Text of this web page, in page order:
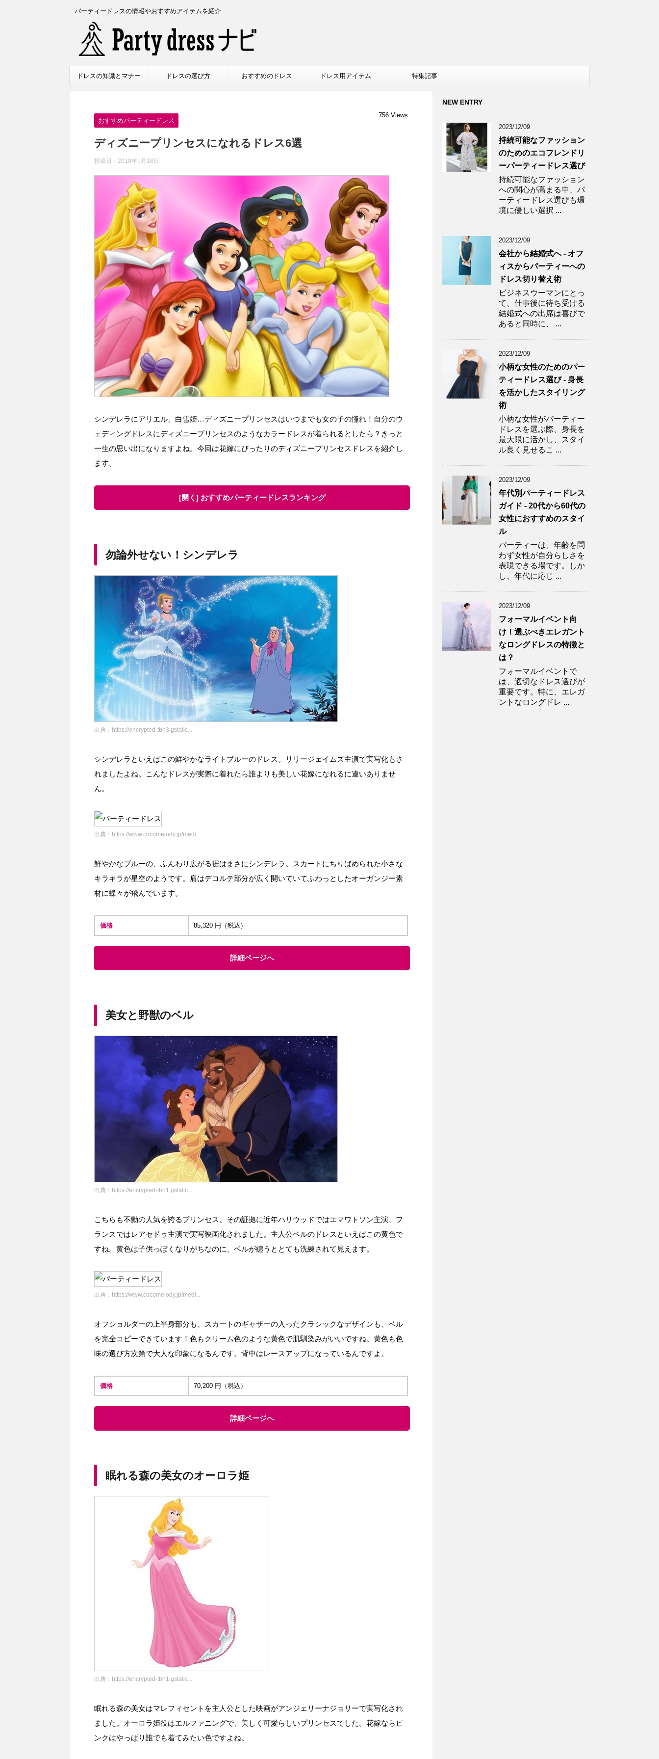
パーティードレスの情報やおすすめアイテムを紹介
ドレスの知識とマナー ドレスの選び方 おすすめのドレス ドレス用アイテム 特集記事
おすすめパーティードレス
756 Views
ディズニープリンセスになれるドレス6選
投稿日： 2018年1月18日
シンデレラにアリエル、白雪姫…ディズニープリンセスはいつまでも女の子の憧れ！自分のウ
ェディングドレスにディズニープリンセスのようなカラードレスが着られるとしたら？きっと
一生の思い出になりますよね。今回は花嫁にぴったりのディズニープリンセスドレスを紹介し
ます。
[開く] おすすめパーティードレスランキング
勿論外せない！シンデレラ
出典： https://encrypted-tbn3.gstatic...
シンデレラといえばこの鮮やかなライトブルーのドレス。リリージェイムズ主演で実写化もさ
れましたよね。こんなドレスが実際に着れたら誰よりも美しい花嫁になれるに違いありませ
ん。
出典： https://www.cocomelody.jp/medi...
鮮やかなブルーの、ふんわり広がる裾はまさにシンデレラ。スカートにちりばめられた小さな
キラキラが星空のようです。肩はデコルテ部分が広く開いていてふわっとしたオーガンジー素
材に蝶々が飛んでいます。
価格 85,320 円（税込）
詳細ページへ
美女と野獣のベル
出典： https://encrypted-tbn1.gstatic...
こちらも不動の人気を誇るプリンセス。その証拠に近年ハリウッドではエマワトソン主演、フ
ランスではレアセドゥ主演で実写映画化されました。主人公ベルのドレスといえばこの黄色で
すね。黄色は子供っぽくなりがちなのに、ベルが纏うととても洗練されて見えます。
出典： https://www.cocomelody.jp/medi...
オフショルダーの上半身部分も、スカートのギャザーの入ったクラシックなデザインも、ベル
を完全コピーできています！色もクリーム色のような黄色で肌馴染みがいいですね。黄色も色
味の選び方次第で大人な印象になるんです。背中はレースアップになっているんですよ。
価格 70,200 円（税込）
詳細ページへ
眠れる森の美女のオーロラ姫
出典： https://encrypted-tbn1.gstatic...
眠れる森の美女はマレフィセントを主人公とした映画がアンジェリーナジョリーで実写化され
ました。オーロラ姫役はエルファニングで、美しく可愛らしいプリンセスでした。花嫁ならピ
ンクはやっぱり誰でも着てみたい色ですよね。
NEW ENTRY
2023/12/09
持続可能なファッション
のためのエコフレンドリ
ーパーティードレス選び
持続可能なファッション
への関心が高まる中、パ
ーティードレス選びも環
境に優しい選択 ...
2023/12/09
会社から結婚式へ - オフ
ィスからパーティーへの
ドレス切り替え術
ビジネスウーマンにとっ
て、仕事後に待ち受ける
結婚式への出席は喜びで
あると同時に、 ...
2023/12/09
小柄な女性のためのパー
ティードレス選び - 身長
を活かしたスタイリング
術
小柄な女性がパーティー
ドレスを選ぶ際、身長を
最大限に活かし、スタイ
ル良く見せるこ ...
2023/12/09
年代別パーティードレス
ガイド - 20代から60代の
女性におすすめのスタイ
ル
パーティーは、年齢を問
わず女性が自分らしさを
表現できる場です。しか
し、年代に応じ ...
2023/12/09
フォーマルイベント向
け！選ぶべきエレガント
なロングドレスの特徴と
は？
フォーマルイベントで
は、適切なドレス選びが
重要です。特に、エレガ
ントなロングドレ ...